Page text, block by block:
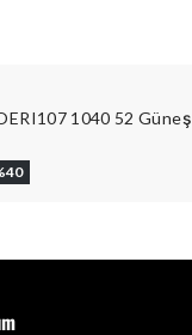
1040 52 Güneş
40